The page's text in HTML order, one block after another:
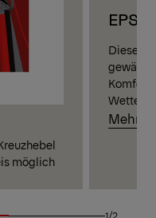
möglich
Diese
Wetter.
Mehr